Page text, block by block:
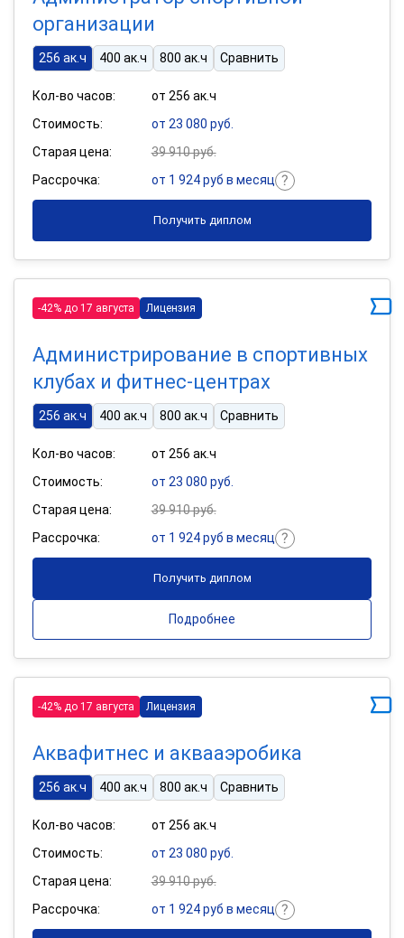
организации
256 ак.ч 400 ак.ч 800 ак.ч Сравнить
Кол-во часов:
от 256 ак.ч
Стоимость:
от 23 080 руб.
Старая цена:
39 910 руб.
Рассрочка:
от 1 924 руб в месяц
Получить диплом
-42% до 17 августа Лицензия
Администрирование в спортивных
клубах и фитнес-центрах
256 ак.ч 400 ак.ч 800 ак.ч Сравнить
Кол-во часов:
от 256 ак.ч
Стоимость:
от 23 080 руб.
Старая цена:
39 910 руб.
Рассрочка:
от 1 924 руб в месяц
Получить диплом
Подробнее
-42% до 17 августа Лицензия
Аквафитнес и аквааэробика
256 ак.ч 400 ак.ч 800 ак.ч Сравнить
Кол-во часов:
от 256 ак.ч
Стоимость:
от 23 080 руб.
Старая цена:
39 910 руб.
Рассрочка:
от 1 924 руб в месяц